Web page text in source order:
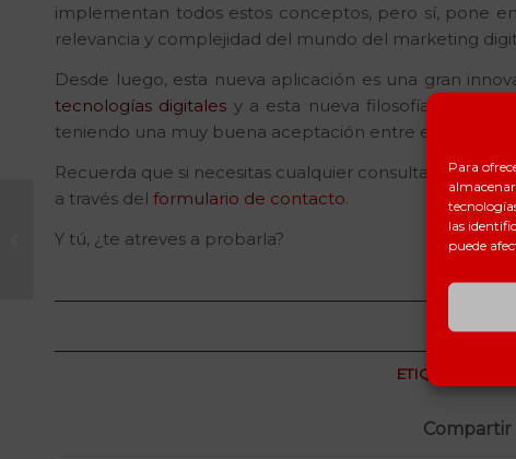
Para
las
puede
implementan todos estos conceptos, pero sí, pone
relevancia y complejidad del mundo del marketing
Desde luego, esta nueva aplicación es una gran
tecnologías digitales y a esta nueva filosofía del
teniendo una muy buena aceptación entre el público,
Recuerda que si necesitas cualquier consulta o
a través del formulario de contacto.
Y tú, ¿te atreves a probarla?
ETIQUETAS:
Compartir
mundo!